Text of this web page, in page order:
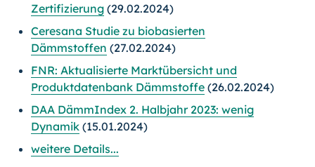
Zertifizierung (29.02.2024)
Ceresana Studie zu biobasierten
Dämmstoffen (27.02.2024)
FNR: Aktualisierte Marktübersicht und
Produktdatenbank Dämmstoffe (26.02.2024)
DAA DämmIndex 2. Halbjahr 2023: wenig
Dynamik (15.01.2024)
weitere Details...